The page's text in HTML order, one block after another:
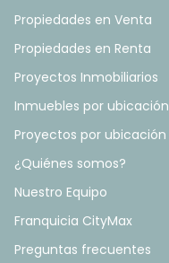
Propiedades en Venta
Propiedades en Renta
Proyectos Inmobiliarios
Inmuebles por ubicación
Proyectos por ubicación
¿Quiénes somos?
Nuestro Equipo
Franquicia CityMax
Preguntas frecuentes